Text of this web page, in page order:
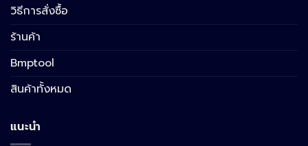
วิธีการสั่งซื้อ
ร้านค้า
Bmptool
สินค้าทั้งหมด
แนะนำ